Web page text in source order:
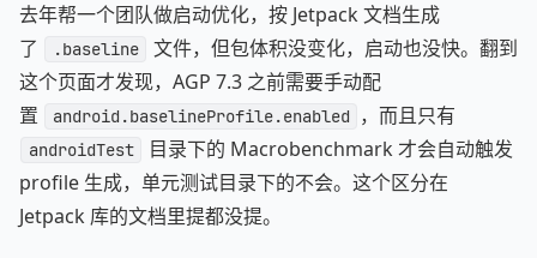
去年帮一个团队做启动优化，按 Jetpack 文档生成
了
.baseline
文件，但包体积没变化，启动也没快。翻到
这个页面才发现，AGP 7.3 之前需要手动配
置
android.baselineProfile.enabled ，而且只有
androidTest
目录下的 Macrobenchmark 才会自动触发
profile 生成，单元测试目录下的不会。这个区分在
Jetpack 库的文档里提都没提。